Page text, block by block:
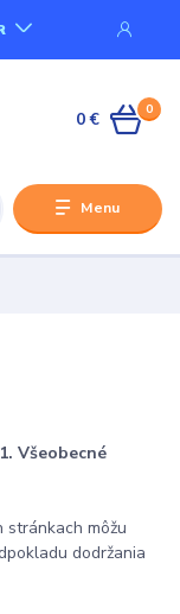
Menu
0
0 €
môžu
dodržania